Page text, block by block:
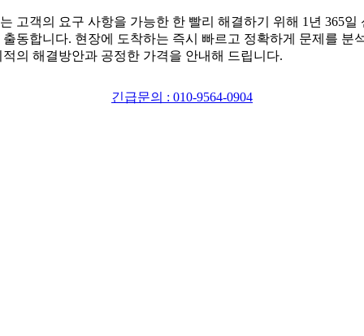
고객의 요구 사항을 가능한 한 빨리 해결하기 위해 1년 365일
출동합니다. 현장에 도착하는 즉시 빠르고 정확하게 문제를 분
적의 해결방안과 공정한 가격을 안내해 드립니다.
긴급문의 : 010-9564-0904